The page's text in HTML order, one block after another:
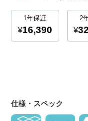
仕様・スペック